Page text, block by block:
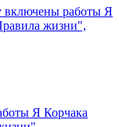
включены работы Я
жизни",
Я Корчака